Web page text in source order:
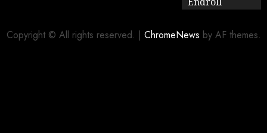
Copyright © All rights reserved. | ChromeNews by AF themes.